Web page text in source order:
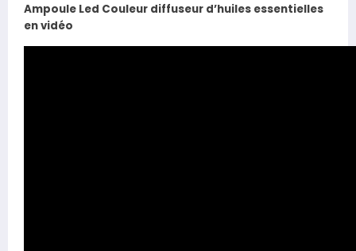
Ampoule Led Couleur diffuseur d’huiles essentielles
en vidéo